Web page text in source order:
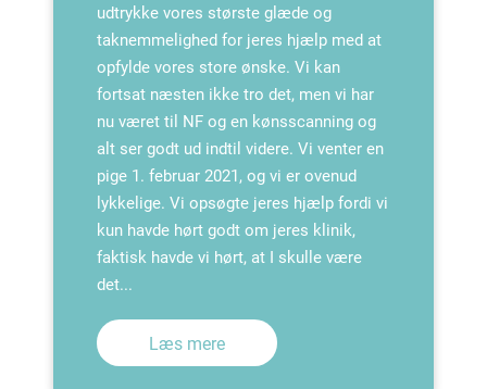
udtrykke vores største glæde og
taknemmelighed for jeres hjælp med at
opfylde vores store ønske. Vi kan
fortsat næsten ikke tro det, men vi har
nu været til NF og en kønsscanning og
alt ser godt ud indtil videre. Vi venter en
pige 1. februar 2021, og vi er ovenud
lykkelige. Vi opsøgte jeres hjælp fordi vi
kun havde hørt godt om jeres klinik,
faktisk havde vi hørt, at I skulle være
det...
Læs mere